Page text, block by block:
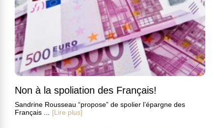
Non à la spoliation des Français!
Sandrine Rousseau “propose” de spolier l’épargne des
Français ...
[Lire plus]